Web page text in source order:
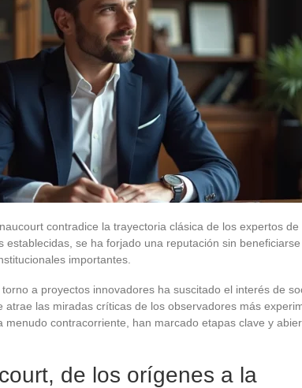
contradice la trayectoria clásica de los expertos de
establecidas, se ha forjado una reputación sin
importantes.
a proyectos innovadores ha suscitado el interés de
atrae las miradas críticas de los observadores más
menudo contracorriente, han marcado etapas clave y
de los orígenes a la